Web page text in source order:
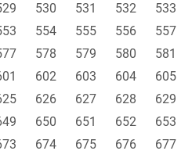
530 531 532 533
554 555 556 557
578 579 580 581
602 603 604 605
626 627 628 629
650 651 652 653
674 675 676 677